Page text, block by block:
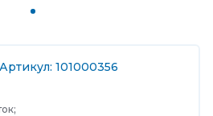
Артикул: 101000356